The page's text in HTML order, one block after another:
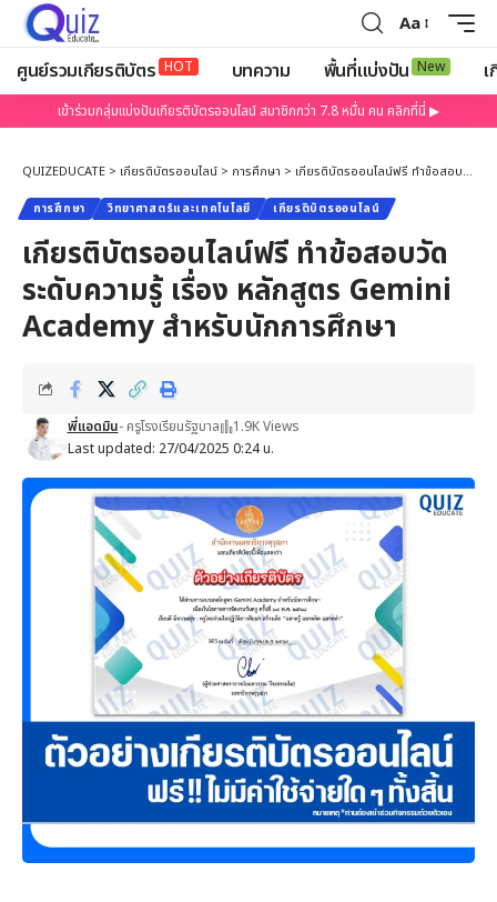
Aa
ศูนย์รวมเกียรติบัตร HOT บทความ พื้นที่แบ่งปัน New
เข้าร่วมกลุ่มแบ่งปันเกียรติบัตรออนไลน์ สมาชิกกว่า 7.8 หมื่น คน คลิกที่นี่ ▶
QUIZEDUCATE > เกียรติบัตรออนไลน์ > การศึกษา > เกียรติบัตรออนไลน์ฟรี ทำข้อสอบวัดระดับความรู้ เรื่อง หลักสูตร Gemini Academy สำหรับนักการศึกษา
การศึกษา วิทยาศาสตร์และเทคโนโลยี เกียรติบัตรออนไลน์
เกียรติบัตรออนไลน์ฟรี ทำข้อสอบวัด
ระดับความรู้ เรื่อง หลักสูตร Gemini
Academy สำหรับนักการศึกษา
Last updated: 27/04/2025 0:24 น.
พี่แอดมิน- ครูโรงเรียนรัฐบาล 1.9K Views